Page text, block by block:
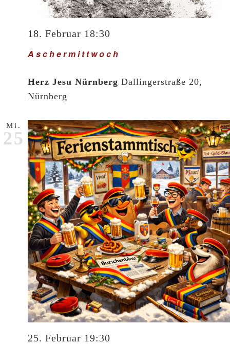
Aschermittwoch
18. Februar 18:30
Herz Jesu Nürnberg Dallingerstraße 20,
Nürnberg
Mi.
25
25. Februar 19:30